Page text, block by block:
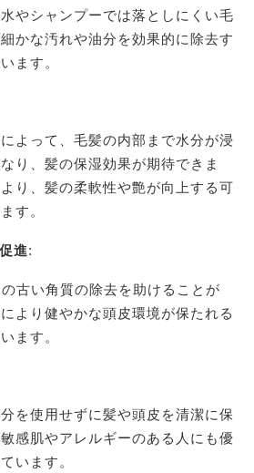
やシャンプーでは落としにくい毛
かな汚れや油分を効果的に除去す
ます。
よって、毛髪の内部まで水分が浸
り、髪の保湿効果が期待できま
り、髪の柔軟性や艶が向上する可
す。
進:
古い角質の除去を助けることが
より健やかな頭皮環境が保たれる
ます。
を使用せずに髪や頭皮を清潔に保
感肌やアレルギーのある人にも優
います。